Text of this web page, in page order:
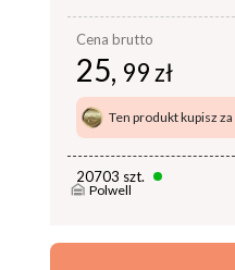
Cena brutto
25, 99 zł
Ten produkt kupisz za
20703 szt.
Polwell